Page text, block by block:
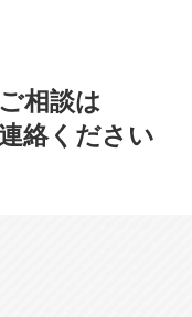
相談は
絡ください